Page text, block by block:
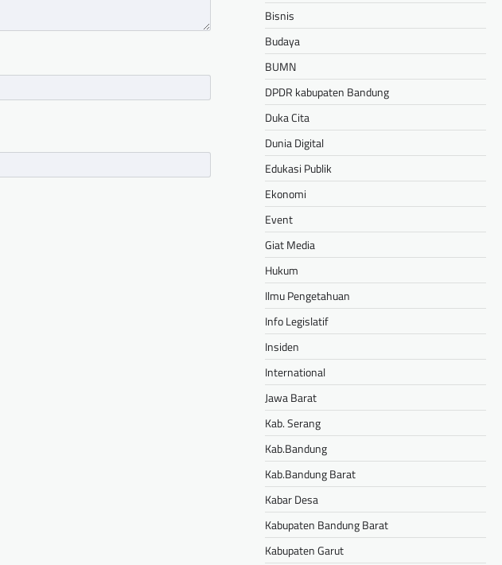
Bisnis
Budaya
BUMN
DPDR kabupaten Bandung
Duka Cita
Dunia Digital
Edukasi Publik
Ekonomi
Event
Giat Media
Hukum
Ilmu Pengetahuan
Info Legislatif
Insiden
International
Jawa Barat
Kab. Serang
Kab.Bandung
Kab.Bandung Barat
Kabar Desa
Kabupaten Bandung Barat
Kabupaten Garut